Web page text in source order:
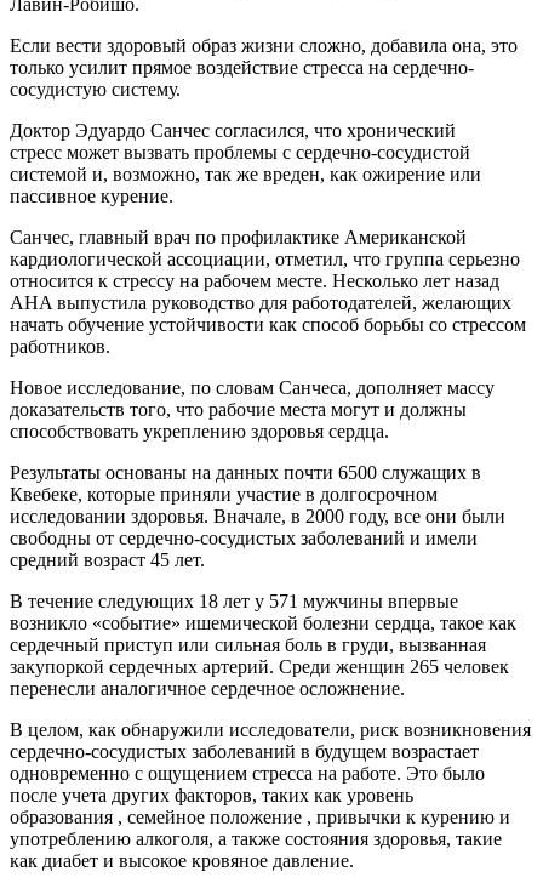
Лавин-Робишо.
Если вести здоровый образ жизни сложно, добавила она, это
только усилит прямое воздействие стресса на сердечно-
сосудистую систему.
Доктор Эдуардо Санчес согласился, что хронический
стресс может вызвать проблемы с сердечно-сосудистой
системой и, возможно, так же вреден, как ожирение или
пассивное курение.
Санчес, главный врач по профилактике Американской
кардиологической ассоциации, отметил, что группа серьезно
относится к стрессу на рабочем месте. Несколько лет назад
AHA выпустила руководство для работодателей, желающих
начать обучение устойчивости как способ борьбы со стрессом
работников.
Новое исследование, по словам Санчеса, дополняет массу
доказательств того, что рабочие места могут и должны
способствовать укреплению здоровья сердца.
Результаты основаны на данных почти 6500 служащих в
Квебеке, которые приняли участие в долгосрочном
исследовании здоровья. Вначале, в 2000 году, все они были
свободны от сердечно-сосудистых заболеваний и имели
средний возраст 45 лет.
В течение следующих 18 лет у 571 мужчины впервые
возникло «событие» ишемической болезни сердца, такое как
сердечный приступ или сильная боль в груди, вызванная
закупоркой сердечных артерий. Среди женщин 265 человек
перенесли аналогичное сердечное осложнение.
В целом, как обнаружили исследователи, риск возникновения
сердечно-сосудистых заболеваний в будущем возрастает
одновременно с ощущением стресса на работе. Это было
после учета других факторов, таких как уровень
образования , семейное положение , привычки к курению и
употреблению алкоголя, а также состояния здоровья, такие
как диабет и высокое кровяное давление.